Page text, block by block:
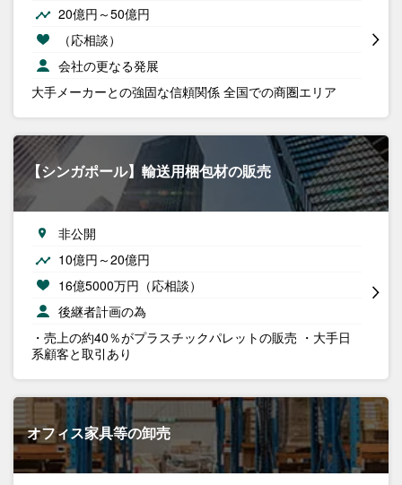
20億円～50億円
（応相談）
会社の更なる発展
大手メーカーとの強固な信頼関係 全国での商圏エリア
【シンガポール】輸送用梱包材の販売
非公開
10億円～20億円
16億5000万円（応相談）
後継者計画の為
・売上の約40％がプラスチックパレットの販売 ・大手日
系顧客と取引あり
オフィス家具等の卸売